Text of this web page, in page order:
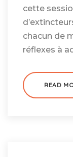
cette
chacun de
réflexes à
READ